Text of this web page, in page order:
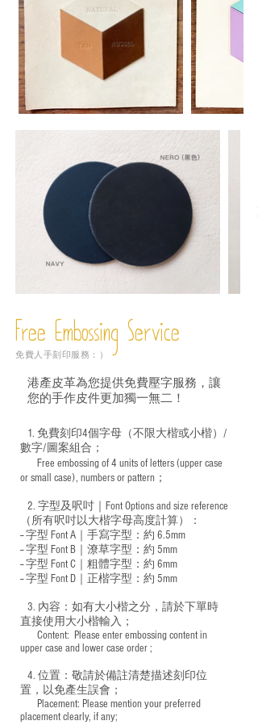
Free Embossing Service
免費人手刻印服務：）
港產皮革為您提供免費壓字服務，讓
您的手作皮件更加獨一無二！
1. 免費刻印4個字母（不限大楷或小楷）/
數字/圖案組合；
Free embossing of 4 units of letters (upper case
or small case), numbers or pattern；
2. 字型及呎吋｜ Font Options and size reference
（所有呎吋以大楷字母高度計算）：
-- 字型 Font A｜手寫字型：約 6.5mm
-- 字型 Font B｜潦草字型： 約 5mm
-- 字型 Font C｜粗體字型：約 6mm
-- 字型 Font D｜正楷字型： 約 5mm
3. 內容：如有大小楷之分，請於下單時
直接使用大小楷輸入；
​ Content: Please enter embossing content in
upper case and lower case order ;
4. 位置：敬請於備註清楚描述刻印位
置，以免產生誤會；
​ Placement: Please mention your preferred
placement clearly, if any;